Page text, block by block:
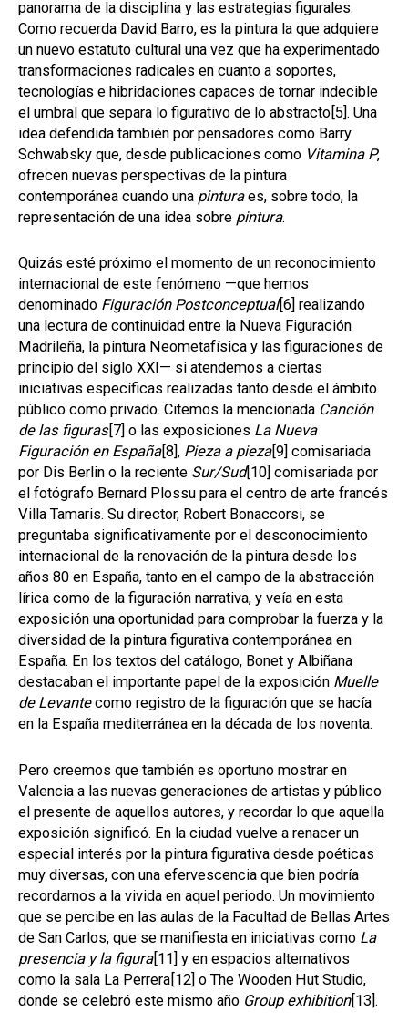
panorama de la disciplina y las estrategias figurales.
Como recuerda David Barro, es la pintura la que adquiere
un nuevo estatuto cultural una vez que ha experimentado
transformaciones radicales en cuanto a soportes,
tecnologías e hibridaciones capaces de tornar indecible
el umbral que separa lo figurativo de lo abstracto[5]. Una
idea defendida también por pensadores como Barry
Schwabsky que, desde publicaciones como Vitamina P,
ofrecen nuevas perspectivas de la pintura
contemporánea cuando una pinturaes, sobre todo, la
representación de una idea sobre pintura.
Quizás esté próximo el momento de un reconocimiento
internacional de este fenómeno —que hemos
denominado Figuración Postconceptual[6] realizando
una lectura de continuidad entre la Nueva Figuración
Madrileña, la pintura Neometafísica y las figuraciones de
principio del siglo XXI— si atendemos a ciertas
iniciativas específicas realizadas tanto desde el ámbito
público como privado. Citemos la mencionada Canción
de las figuras[7] o las exposiciones La Nueva
Figuración en España[8], Pieza a pieza[9] comisariada
por Dis Berlin o la reciente Sur/Sud[10] comisariada por
el fotógrafo Bernard Plossu para el centro de arte francés
Villa Tamaris. Su director, Robert Bonaccorsi, se
preguntaba significativamente por el desconocimiento
internacional de la renovación de la pintura desde los
años 80 en España, tanto en el campo de la abstracción
lírica como de la figuración narrativa, y veía en esta
exposición una oportunidad para comprobar la fuerza y la
diversidad de la pintura figurativa contemporánea en
España. En los textos del catálogo, Bonet y Albiñana
destacaban el importante papel de la exposición Muelle
de Levantecomo registro de la figuración que se hacía
en la España mediterránea en la década de los noventa.
Pero creemos que también es oportuno mostrar en
Valencia a las nuevas generaciones de artistas y público
el presente de aquellos autores, y recordar lo que aquella
exposición significó. En la ciudad vuelve a renacer un
especial interés por la pintura figurativa desde poéticas
muy diversas, con una efervescencia que bien podría
recordarnos a la vivida en aquel periodo. Un movimiento
que se percibe en las aulas de la Facultad de Bellas Artes
de San Carlos, que se manifiesta en iniciativas como La
presencia y la figura[11] y en espacios alternativos
como la sala La Perrera[12] o The Wooden Hut Studio,
donde se celebró este mismo año Group exhibition[13].